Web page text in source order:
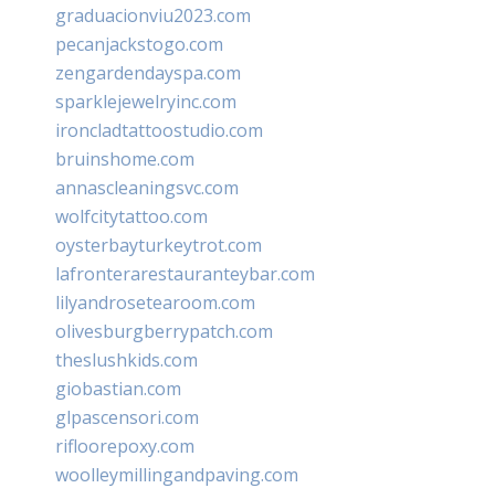
graduacionviu2023.com
pecanjackstogo.com
zengardendayspa.com
sparklejewelryinc.com
ironcladtattoostudio.com
bruinshome.com
annascleaningsvc.com
wolfcitytattoo.com
oysterbayturkeytrot.com
lafronterarestauranteybar.com
lilyandrosetearoom.com
olivesburgberrypatch.com
theslushkids.com
giobastian.com
glpascensori.com
rifloorepoxy.com
woolleymillingandpaving.com